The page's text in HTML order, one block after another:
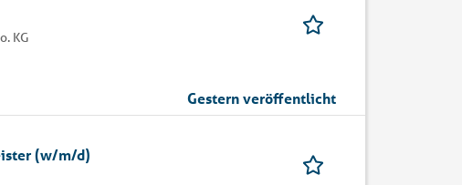
KG
Gestern veröffentlicht
(w/m/d)